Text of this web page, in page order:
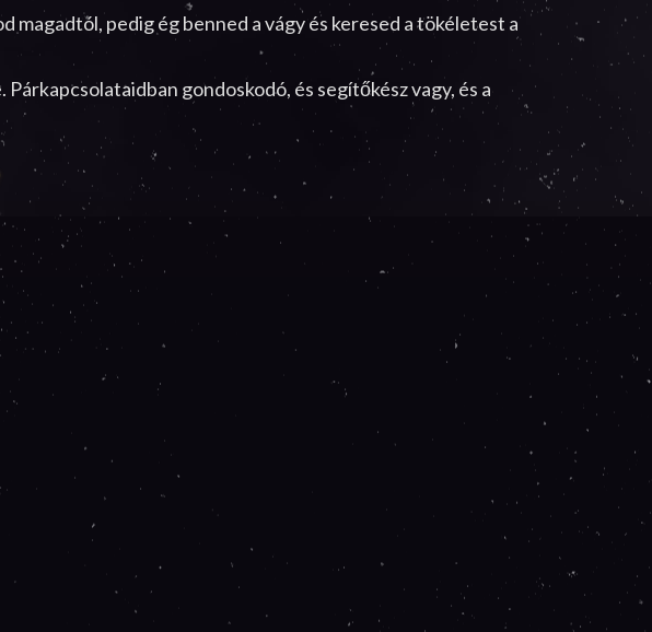
magadtól, pedig ég benned a vágy és keresed a tökéletest a
gondoskodó, és segítőkész vagy, és a